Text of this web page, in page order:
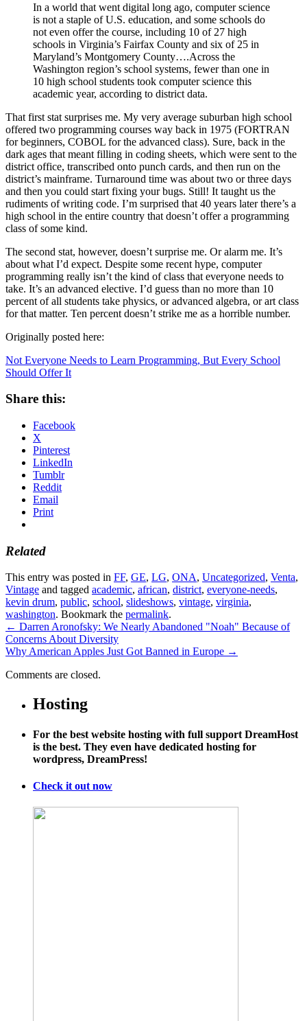
In a world that went digital long ago, computer science
is not a staple of U.S. education, and some schools do
not even offer the course, including 10 of 27 high
schools in Virginia’s Fairfax County and six of 25 in
Maryland’s Montgomery County….Across the
Washington region’s school systems, fewer than one in
10 high school students took computer science this
academic year, according to district data.
That first stat surprises me. My very average suburban high school
offered two programming courses way back in 1975 (FORTRAN
for beginners, COBOL for the advanced class). Sure, back in the
dark ages that meant filling in coding sheets, which were sent to the
district office, transcribed onto punch cards, and then run on the
district’s mainframe. Turnaround time was about two or three days
and then you could start fixing your bugs. Still! It taught us the
rudiments of writing code. I’m surprised that 40 years later there’s a
high school in the entire country that doesn’t offer a programming
class of some kind.
The second stat, however, doesn’t surprise me. Or alarm me. It’s
about what I’d expect. Despite some recent hype, computer
programming really isn’t the kind of class that everyone needs to
take. It’s an advanced elective. I’d guess than no more than 10
percent of all students take physics, or advanced algebra, or art class
for that matter. Ten percent doesn’t strike me as a horrible number.
Originally posted here:
Not Everyone Needs to Learn Programming, But Every School
Should Offer It
Share this:
Facebook
X
Pinterest
LinkedIn
Tumblr
Reddit
Email
Print
Related
This entry was posted in FF, GE, LG, ONA, Uncategorized, Venta,
Vintage and tagged academic, african, district, everyone-needs,
kevin drum, public, school, slideshows, vintage, virginia,
washington. Bookmark the permalink.
← Darren Aronofsky: We Nearly Abandoned "Noah" Because of
Concerns About Diversity
Why American Apples Just Got Banned in Europe →
Comments are closed.
Hosting
For the best website hosting with full support DreamHost
is the best. They even have dedicated hosting for
wordpress, DreamPress!
Check it out now